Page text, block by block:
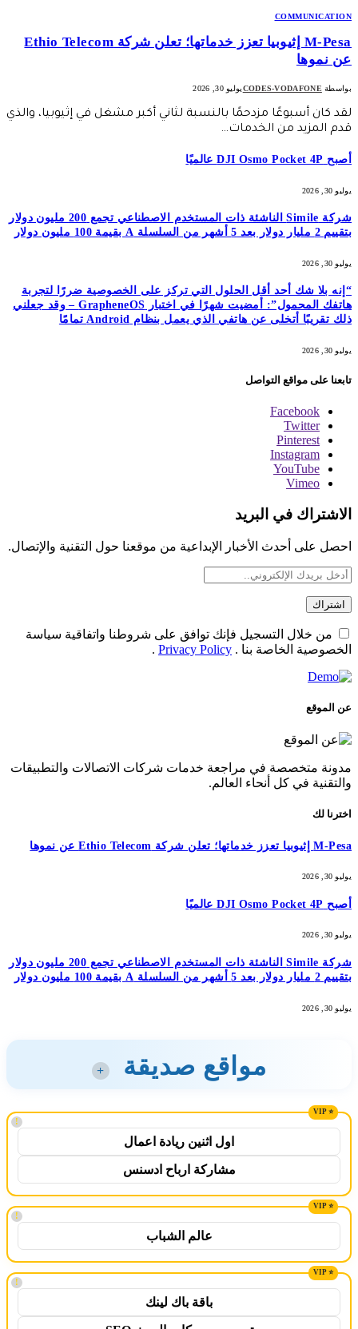
COMMUNICATION
M-Pesa إثيوبيا تعزز خدماتها؛ تعلن شركة Ethio Telecom
عن نموها
بواسطة CODES-VODAFONEيوليو 30, 2026
لقد كان أسبوعًا مزدحمًا بالنسبة لثاني أكبر مشغل في إثيوبيا، والذي
قدم المزيد من الخدمات…
أصبح DJI Osmo Pocket 4P عالميًا
يوليو 30, 2026
شركة Simile الناشئة ذات المستخدم الاصطناعي تجمع 200 مليون دولار
بتقييم 2 مليار دولار بعد 5 أشهر من السلسلة A بقيمة 100 مليون دولار
يوليو 30, 2026
“إنه بلا شك أحد أقل الحلول التي تركز على الخصوصية ضررًا لتجربة
هاتفك المحمول”: أمضيت شهرًا في اختبار GrapheneOS – وقد جعلني
ذلك تقريبًا أتخلى عن هاتفي الذي يعمل بنظام Android تمامًا
يوليو 30, 2026
تابعنا على مواقع التواصل
Facebook
Twitter
Pinterest
Instagram
YouTube
Vimeo
الاشتراك في البريد
احصل على أحدث الأخبار الإبداعية من موقعنا حول التقنية والإتصال.
من خلال التسجيل فإنك توافق على شروطنا واتفاقية سياسة
الخصوصية الخاصة بنا . Privacy Policy
.
عن الموقع
مدونة متخصصة في مراجعة خدمات شركات الاتصالات والتطبيقات
والتقنية في كل أنحاء العالم.
اخترنا لك
M-Pesa إثيوبيا تعزز خدماتها؛ تعلن شركة Ethio Telecom عن نموها
يوليو 30, 2026
أصبح DJI Osmo Pocket 4P عالميًا
يوليو 30, 2026
شركة Simile الناشئة ذات المستخدم الاصطناعي تجمع 200 مليون دولار
بتقييم 2 مليار دولار بعد 5 أشهر من السلسلة A بقيمة 100 مليون دولار
يوليو 30, 2026
مواقع صديقة +
!
اول اثنين ريادة اعمال
مشاركة ارباح ادسنس
!
عالم الشباب
!
باقة باك لينك